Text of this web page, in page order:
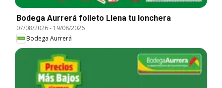
Bodega Aurrerá folleto Llena tu lonchera
07/08/2026- 19/08/2026
Bodega Aurrerá